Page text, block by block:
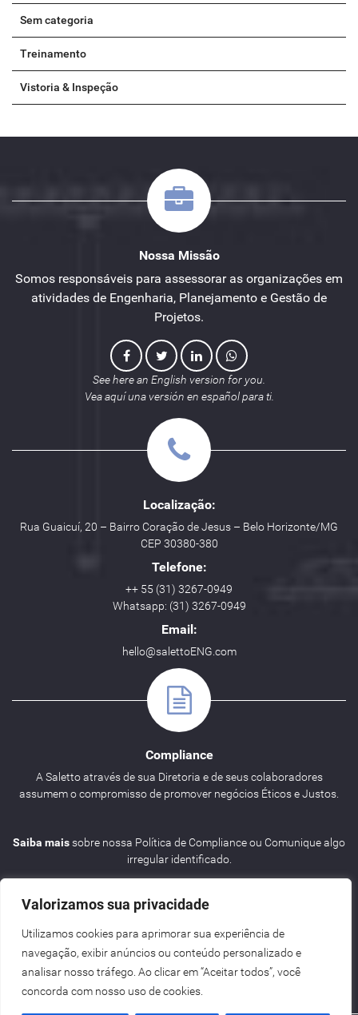
Valorizamos sua privacidade
Utilizamos cookies para aprimorar sua experiência de
navegação, exibir anúncios ou conteúdo personalizado e
analisar nosso tráfego. Ao clicar em “Aceitar todos”, você
concorda com nosso uso de cookies.
Sem categoria
Treinamento
Vistoria & Inspeção
Nossa Missão
Somos responsáveis para assessorar as organizações em
atividades de Engenharia, Planejamento e Gestão de
Projetos.
See here an English version for you.
Vea aquí una versión en español para ti.
Localização:
Rua Guaicuí, 20 – Bairro Coração de Jesus – Belo Horizonte/MG
CEP 30380-380
Telefone:
++ 55 (31) 3267-0949
Whatsapp: (31) 3267-0949
Email:
hello@salettoENG.com
Compliance
A Saletto através de sua Diretoria e de seus colaboradores
assumem o compromisso de promover negócios Éticos e Justos.
Saiba maissobre nossa Política de Compliance ou Comunique algo
irregular identificado.
Agenda